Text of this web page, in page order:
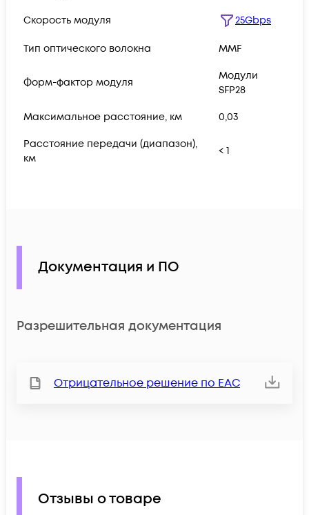
Скорость модуля 25Gbps
Тип оптического волокна MMF
Форм-фактор модуля
Модули
SFP28
Максимальное расстояние, км 0,03
Расстояние передачи (диапазон),
км
< 1
Документация и ПО
Разрешительная документация
Отрицательное решение по ЕАС
Отзывы о товаре